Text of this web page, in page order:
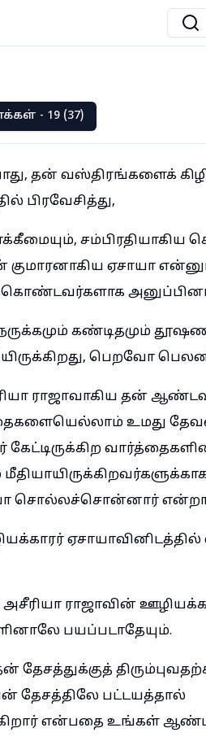
- 19 (37)
தன் வஸ்திரங்களைக்
பிரவேசித்து,
சம்பிரதியாகிய
ஏசாயா
கண்டிதமும்
பெறவோ
ராஜாவாகிய தன்
உமது
கேட்டிருக்கிற
சொல்லச்சொன்னார்
ஏசாயாவினிடத்தில்
ராஜாவின்
பயப்படாதேயும்.
தேசத்திலே பட்டயத்தால்
என்பதை உங்கள்